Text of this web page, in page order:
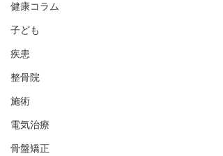
健康コラム
子ども
疾患
整骨院
施術
電気治療
骨盤矯正